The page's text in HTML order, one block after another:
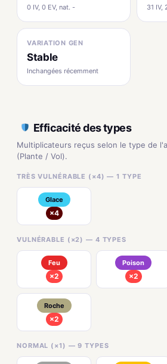
0 IV, 0 EV, nat. - 31 IV,
VARIATION GEN
Stable
Inchangées récemment
Efficacité des types
Multiplicateurs reçus selon le type de
(Plante / Vol).
TRÈS VULNÉRABLE (×4) — 1 TYPE
Glace
×4
VULNÉRABLE (×2) — 4 TYPES
Feu
×2
Poison
×2
Roche
×2
NORMAL (×1) — 9 TYPES